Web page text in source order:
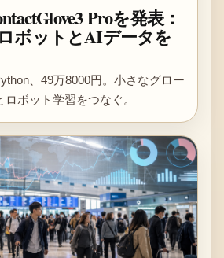
Proを発表：
ボットとAIデータを
、49万8000円。小さなグロー
ボット学習をつなぐ。